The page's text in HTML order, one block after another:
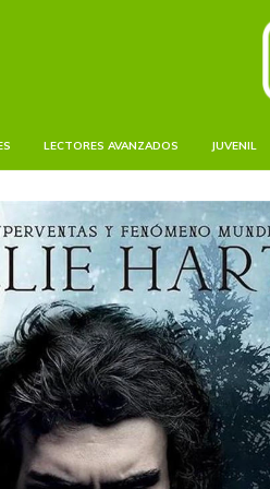
LECTORES AVANZADOS JUVENIL